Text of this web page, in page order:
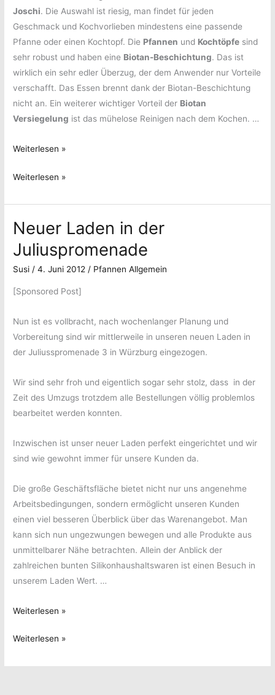
Joschi. Die Auswahl ist riesig, man findet für jeden
Geschmack und Kochvorlieben mindestens eine passende
Pfanne oder einen Kochtopf. Die Pfannen und Kochtöpfe sind
sehr robust und haben eine Biotan-Beschichtung. Das ist
wirklich ein sehr edler Überzug, der dem Anwender nur Vorteile
verschafft. Das Essen brennt dank der Biotan-Beschichtung
nicht an. Ein weiterer wichtiger Vorteil der Biotan
Versiegelung ist das mühelose Reinigen nach dem Kochen. …
Sonntagsmenü
Feinsten
Weiterlesen »
Sonntagsmenü
Feinsten
Weiterlesen »
Neuer Laden in der
Juliuspromenade
Susi/4. Juni 2012/ Pfannen Allgemein
[Sponsored Post]
Nun ist es vollbracht, nach wochenlanger Planung und
Vorbereitung sind wir mittlerweile in unseren neuen Laden in
der Juliusspromenade 3 in Würzburg eingezogen.
Wir sind sehr froh und eigentlich sogar sehr stolz, dass in der
Zeit des Umzugs trotzdem alle Bestellungen völlig problemlos
bearbeitet werden konnten.
Inzwischen ist unser neuer Laden perfekt eingerichtet und wir
sind wie gewohnt immer für unsere Kunden da.
Die große Geschäftsfläche bietet nicht nur uns angenehme
Arbeitsbedingungen, sondern ermöglicht unseren Kunden
einen viel besseren Überblick über das Warenangebot. Man
kann sich nun ungezwungen bewegen und alle Produkte aus
unmittelbarer Nähe betrachten. Allein der Anblick der
zahlreichen bunten Silikonhaushaltswaren ist einen Besuch in
unserem Laden Wert. …
Neuer
in
Weiterlesen »
Neuer
Weiterlesen »